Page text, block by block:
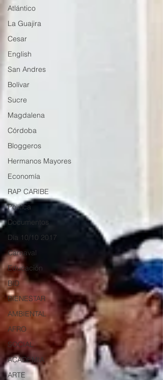
Atlántico
La Guajira
Cesar
English
San Andres
Bolívar
Sucre
Magdalena
Córdoba
Bloggeros
Hermanos Mayores
Economía
RAP CARIBE
Política
Documentos
Día 10/10 2017
Carnaval
Educación
BID
BIENESTAR
AMBIENTAL
AFRO
SOCIAL
ACADEMIA
ARTE